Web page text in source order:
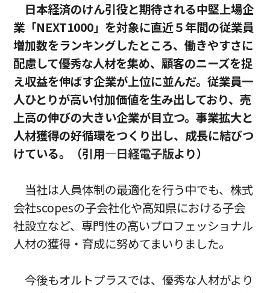
日本経済のけん引役と期待される中堅上場企
業「NEXT1000」を対象に直近５年間の従業員
増加数をランキングしたところ、働きやすさに
配慮して優秀な人材を集め、顧客のニーズを捉
え収益を伸ばす企業が上位に並んだ。従業員一
人ひとりが高い付加価値を生み出しており、売
上高の伸びの大きい企業が目立つ。事業拡大と
人材獲得の好循環をつくり出し、成長に結びつ
けている。（引用―日経電子版より）
当社は人員体制の最適化を行う中でも、株式
会社scopesの子会社化や高知県における子会
社設立など、専門性の高いプロフェッショナル
人材の獲得・育成に努めてまいりました。
今後もオルトプラスでは、優秀な人材がより